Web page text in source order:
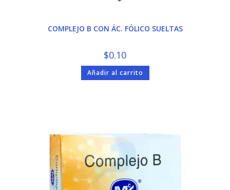
COMPLEJO B CON ÁC. FÓLICO SUELTAS
$0.10
Añadir al carrito